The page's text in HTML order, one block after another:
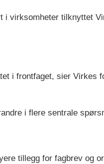
virksomheter tilknyttet
i frontfaget, sier Virkes
i flere sentrale
tillegg for fagbrev og